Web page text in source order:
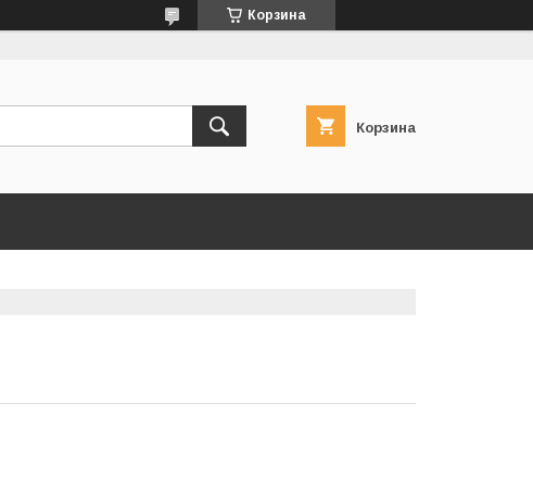
Корзина
Корзина